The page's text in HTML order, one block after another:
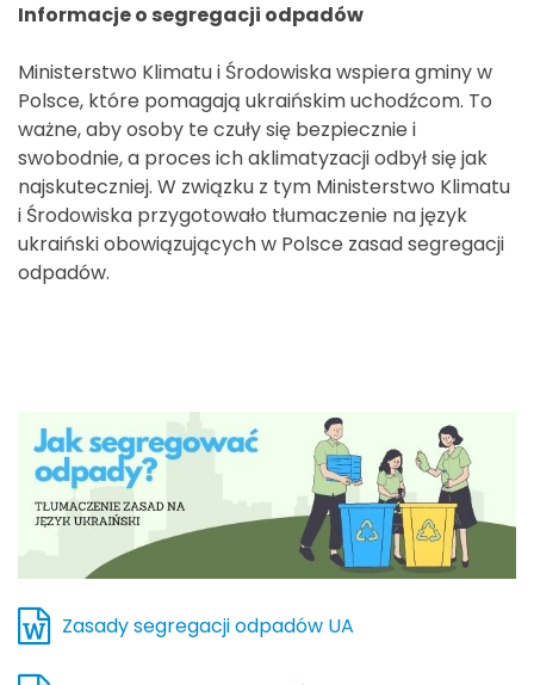
Informacje o segregacji odpadów
Ministerstwo Klimatu i Środowiska wspiera gminy w
Polsce, które pomagają ukraińskim uchodźcom. To
ważne, aby osoby te czuły się bezpiecznie i
swobodnie, a proces ich aklimatyzacji odbył się jak
najskuteczniej. W związku z tym Ministerstwo Klimatu
i Środowiska przygotowało tłumaczenie na język
ukraiński obowiązujących w Polsce zasad segregacji
odpadów.
Zasady segregacji odpadów UA